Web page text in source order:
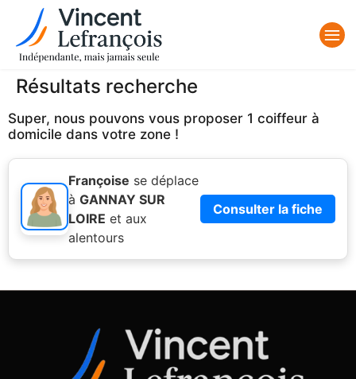
Résultats recherche
Super, nous pouvons vous proposer 1 coiffeur à
domicile dans votre zone !
Françoise se déplace
à GANNAY SUR
LOIRE et aux
alentours
Consulter la fiche